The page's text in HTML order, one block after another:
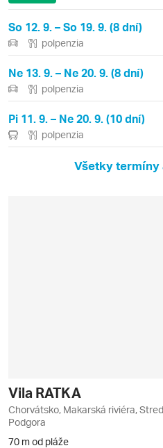
So 12. 9. – So 19. 9. (8 dní)
polpenzia
Ne 13. 9. – Ne 20. 9. (8 dní)
polpenzia
Pi 11. 9. – Ne 20. 9. (10 dní)
polpenzia
Všetky termíny
Vila RATKA
Chorvátsko, Makarská riviéra,
Podgora
70 m od pláže